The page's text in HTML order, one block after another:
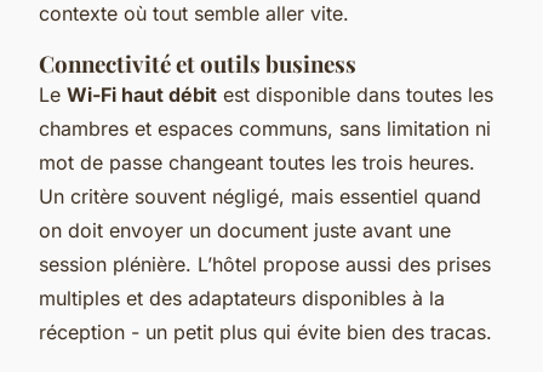
contexte où tout semble aller vite.
Connectivité et outils business
Le Wi-Fi haut débit est disponible dans toutes les
chambres et espaces communs, sans limitation ni
mot de passe changeant toutes les trois heures.
Un critère souvent négligé, mais essentiel quand
on doit envoyer un document juste avant une
session plénière. L’hôtel propose aussi des prises
multiples et des adaptateurs disponibles à la
réception - un petit plus qui évite bien des tracas.